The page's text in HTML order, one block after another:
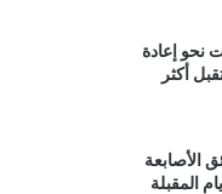
نحو إعادة
أكثر
الأصابعة
المقبلة